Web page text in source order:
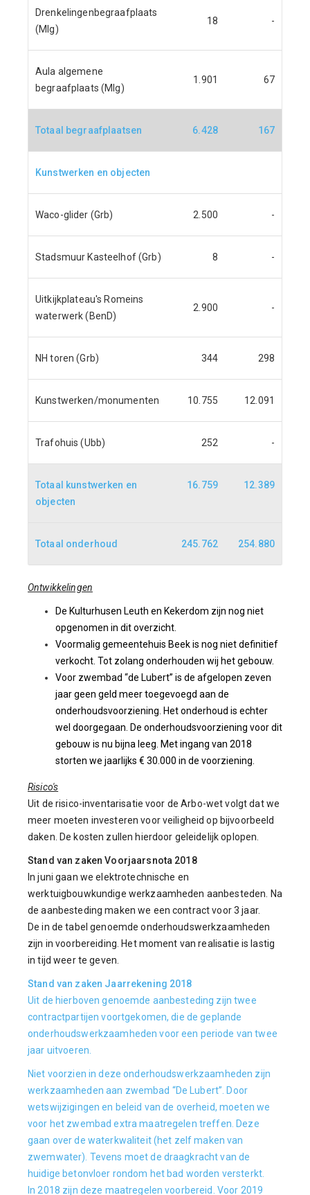
Drenkelingenbegraafplaats
(Mlg)
18 -
Aula algemene
begraafplaats (Mlg)
1.901 67
Totaal begraafplaatsen 6.428 167
Kunstwerken en objecten
Waco-glider (Grb) 2.500 -
Stadsmuur Kasteelhof (Grb) 8 -
Uitkijkplateau's Romeins
waterwerk (BenD)
2.900 -
NH toren (Grb) 344 298
Kunstwerken/monumenten 10.755 12.091
Trafohuis (Ubb) 252 -
Totaal kunstwerken en
objecten
16.759 12.389
Totaal onderhoud 245.762 254.880
Ontwikkelingen
De Kulturhusen Leuth en Kekerdom zijn nog niet
opgenomen in dit overzicht.
Voormalig gemeentehuis Beek is nog niet definitief
verkocht. Tot zolang onderhouden wij het gebouw.
Voor zwembad “de Lubert” is de afgelopen zeven
jaar geen geld meer toegevoegd aan de
onderhoudsvoorziening. Het onderhoud is echter
wel doorgegaan. De onderhoudsvoorziening voor dit
gebouw is nu bijna leeg. Met ingang van 2018
storten we jaarlijks € 30.000 in de voorziening.
Risico's
Uit de risico-inventarisatie voor de Arbo-wet volgt dat we
meer moeten investeren voor veiligheid op bijvoorbeeld
daken. De kosten zullen hierdoor geleidelijk oplopen.
Stand van zaken Voorjaarsnota 2018
In juni gaan we elektrotechnische en
werktuigbouwkundige werkzaamheden aanbesteden. Na
de aanbesteding maken we een contract voor 3 jaar.
De in de tabel genoemde onderhoudswerkzaamheden
zijn in voorbereiding. Het moment van realisatie is lastig
in tijd weer te geven.
Stand van zaken Jaarrekening 2018
Uit de hierboven genoemde aanbesteding zijn twee
contractpartijen voortgekomen, die de geplande
onderhoudswerkzaamheden voor een periode van twee
jaar uitvoeren.
Niet voorzien in deze onderhoudswerkzaamheden zijn
werkzaamheden aan zwembad “De Lubert”. Door
wetswijzigingen en beleid van de overheid, moeten we
voor het zwembad extra maatregelen treffen. Deze
gaan over de waterkwaliteit (het zelf maken van
zwemwater). Tevens moet de draagkracht van de
huidige betonvloer rondom het bad worden versterkt.
In 2018 zijn deze maatregelen voorbereid. Voor 2019